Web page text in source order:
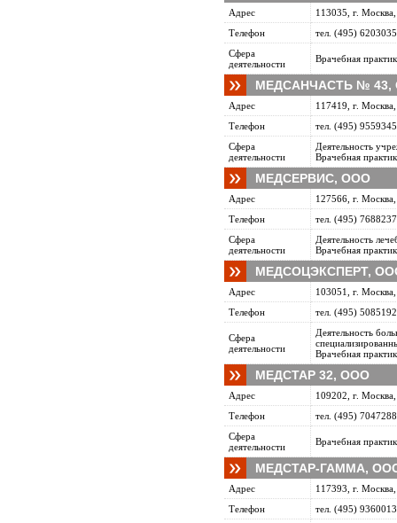
Адрес
113035, г.
Телефон
тел. (495) 6203035
Сфера
деятельности
Врачебная
МЕДСАНЧАСТЬ № 43,
Адрес
117419, г.
Телефон
тел. (495) 9559345
Сфера
деятельности
Деятельность
Врачебная
МЕДСЕРВИС, ООО
Адрес
127566, г.
Телефон
тел. (495) 7688237
Сфера
деятельности
Деятельность
Врачебная
МЕДСОЦЭКСПЕРТ,
Адрес
103051, г.
Телефон
тел. (495) 5085192
Сфера
деятельности
Деятельность
Врачебная
МЕДСТАР 32, ООО
Адрес
109202, г.
Телефон
тел. (495) 7047288
Сфера
деятельности
Врачебная
МЕДСТАР-ГАММА,
Адрес
117393, г.
Телефон
тел. (495) 9360013